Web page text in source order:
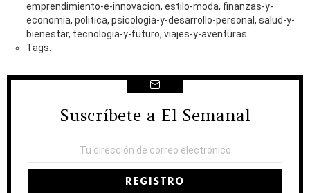
emprendimiento-e-innovacion, estilo-moda, finanzas-y-
economia, politica, psicologia-y-desarrollo-personal, salud-y-
bienestar, tecnologia-y-futuro, viajes-y-aventuras
Tags:
NEWSLETTER
Suscríbete a El Semanal
correo